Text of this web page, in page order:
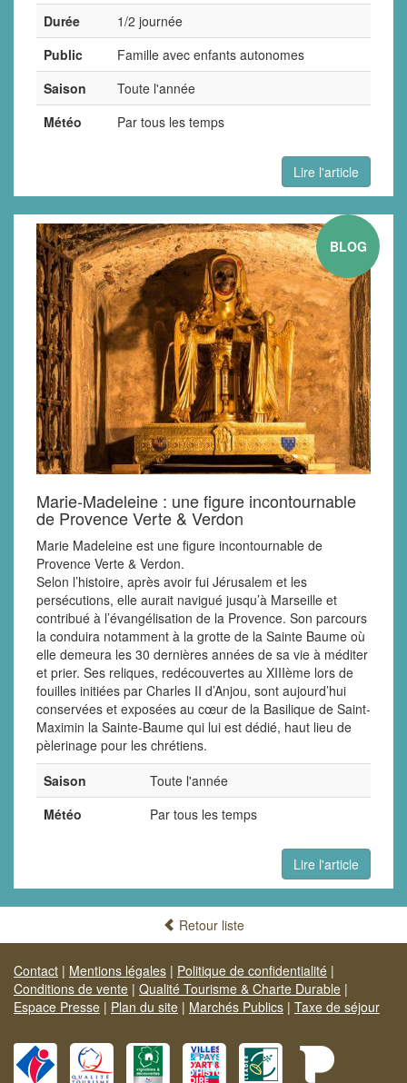
Durée
1/2 journée
Public
Famille avec enfants autonomes
Saison
Toute l'année
Météo
Par tous les temps
Lire l'article
BLOG
Marie-Madeleine : une figure incontournable
de Provence Verte & Verdon
Marie Madeleine est une figure incontournable de
Provence Verte & Verdon.
Selon l’histoire, après avoir fui Jérusalem et les
persécutions, elle aurait navigué jusqu’à Marseille et
contribué à l’évangélisation de la Provence. Son parcours
la conduira notamment à la grotte de la Sainte Baume où
elle demeura les 30 dernières années de sa vie à méditer
et prier. Ses reliques, redécouvertes au XIIIème lors de
fouilles initiées par Charles II d’Anjou, sont aujourd’hui
conservées et exposées au cœur de la Basilique de Saint-
Maximin la Sainte-Baume qui lui est dédié, haut lieu de
pèlerinage pour les chrétiens.
Saison
Toute l'année
Météo
Par tous les temps
Lire l'article
Retour liste
Contact | Mentions légales | Politique de confidentialité |
Conditions de vente | Qualité Tourisme & Charte Durable |
Espace Presse | Plan du site | Marchés Publics | Taxe de séjour